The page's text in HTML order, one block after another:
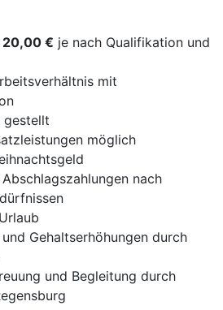
20,00 € je nach Qualifikation und
mit
gestellt
möglich
nach
Gehaltserhöhungen durch
und Begleitung durch